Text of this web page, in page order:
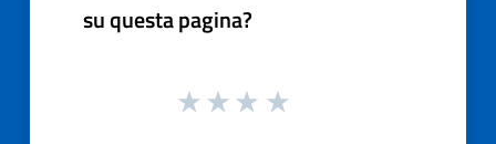
su questa pagina?